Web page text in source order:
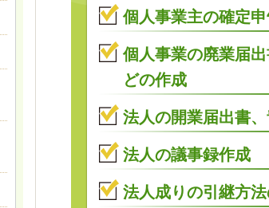
個人事業主の確定
個人事業の廃業届
どの作成
法人の開業届出書
法人の議事録作成
法人成りの引継方